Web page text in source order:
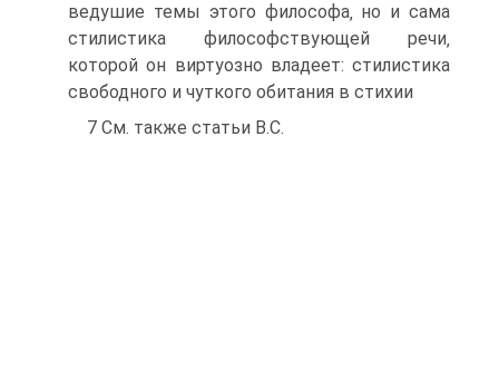
ведушие темы этого философа‚ но и сама
стилистика философствующей речи‚
которой он виртуозно владеет: стилистика
свободного и чуткого обитания в стихии
7 См. также статьи В.С.